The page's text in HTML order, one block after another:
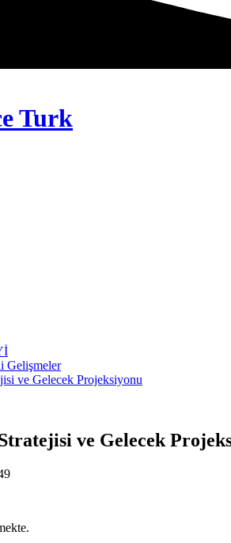
Turk
Gelişmeler
ve Gelecek Projeksiyonu
ve Gelecek